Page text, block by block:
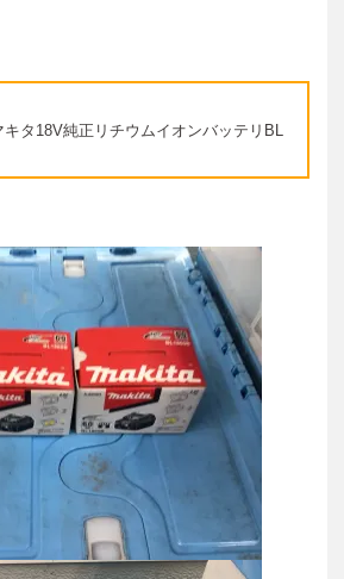
キタ18V純正リチウムイオンバッテリBL